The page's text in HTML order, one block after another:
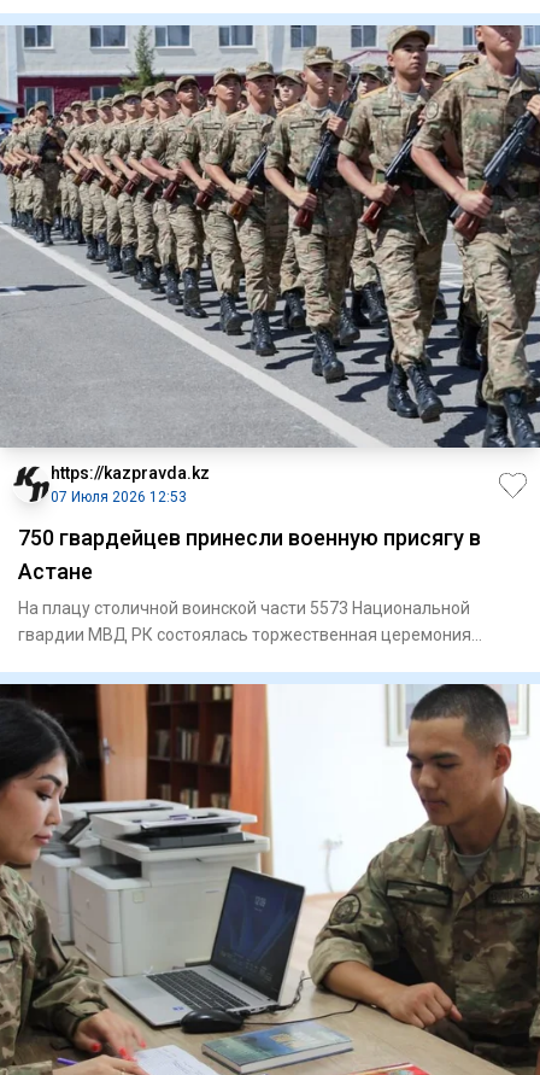
https://kazpravda.kz
07 Июля 2026 12:53
750 гвардейцев принесли военную присягу в
Астане
На плацу столичной воинской части 5573 Национальной
гвардии МВД РК состоялась торжественная церемония